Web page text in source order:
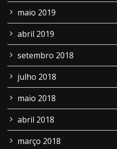
maio 2019
abril 2019
setembro 2018
julho 2018
maio 2018
abril 2018
março 2018